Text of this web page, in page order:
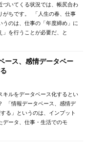
いてくる状況では、帳尻合わ
がちです。 「人生の春、仕事
うのは、仕事の「年度締め」に
」を行うことが必要だ、と
ス、感情データベー
キルをデータベース化するとい
「情報データベース、感情デ
る」というのは、インプット
データ、仕事・生活でのモ